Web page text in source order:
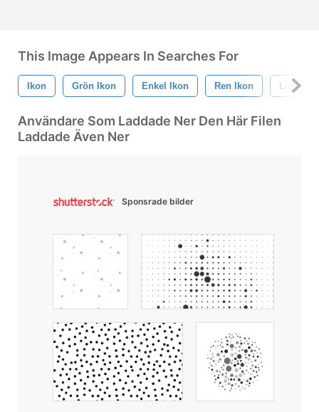
This Image Appears In Searches For
Ikon Grön Ikon Enkel Ikon Ren Ikon Logotyp
Användare Som Laddade Ner Den Här Filen
Laddade Även Ner
Sponsrade bilder